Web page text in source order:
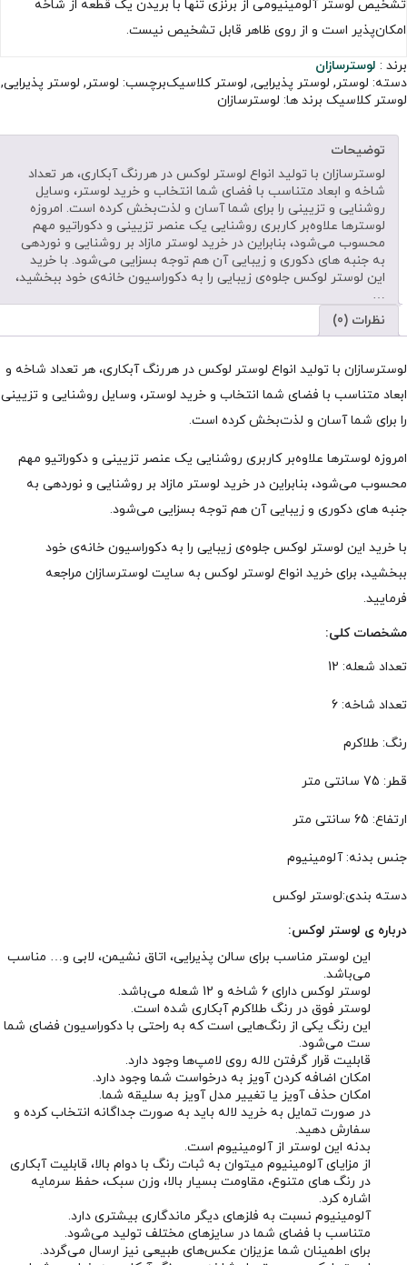
تشخیص لوستر آلومینیومی از برنزی تنها با بریدن یک قطعه از شاخه
امکان‌پذیر است و از روی ظاهر قابل تشخیص نیست.
برند : لوسترسازان
دسته: لوستر, لوستر پذیرایی, لوستر کلاسیکبرچسب: لوستر, لوستر پذیرایی,
لوستر کلاسیک برند ها: لوسترسازان
توضیحات
لوسترسازان با تولید انواع لوستر لوکس در هررنگ آبکاری، هر تعداد
شاخه و ابعاد متناسب با فضای شما انتخاب و خرید لوستر، وسایل
روشنایی و تزیینی را برای شما آسان و لذت‌بخش کرده است. امروزه
لوسترها علاوه‌بر کاربری روشنایی یک عنصر تزیینی و دکوراتیو مهم
محسوب می‌شود، بنابراین در خرید لوستر مازاد بر روشنایی و نوردهی
به جنبه های دکوری و زیبایی آن هم توجه بسزایی می‌شود. با خرید
این لوستر لوکس جلوه‌ی زیبایی را به دکوراسیون خانه‌ی خود ببخشید،
…
نظرات (0)
لوسترسازان با تولید انواع لوستر لوکس در هررنگ آبکاری، هر تعداد شاخه و
ابعاد متناسب با فضای شما انتخاب و خرید لوستر، وسایل روشنایی و تزیینی
را برای شما آسان و لذت‌بخش کرده است.
امروزه لوسترها علاوه‌بر کاربری روشنایی یک عنصر تزیینی و دکوراتیو مهم
محسوب می‌شود، بنابراین در خرید لوستر مازاد بر روشنایی و نوردهی به
جنبه های دکوری و زیبایی آن هم توجه بسزایی می‌شود.
با خرید این لوستر لوکس جلوه‌ی زیبایی را به دکوراسیون خانه‌ی خود
ببخشید، برای خرید انواع لوستر لوکس به سایت لوسترسازان مراجعه
فرمایید.
مشخصات کلی:
تعداد شعله: 12
تعداد شاخه: 6
رنگ: طلاکرم
قطر: 75 سانتی متر
ارتفاع: 65 سانتی متر
جنس بدنه: آلومینیوم
دسته بندی:لوستر لوکس
درباره ی لوستر لوکس:
این لوستر مناسب برای سالن پذیرایی، اتاق نشیمن، لابی و… مناسب
می‌باشد.
لوستر لوکس دارای 6 شاخه و 12 شعله می‌باشد.
لوستر فوق در رنگ طلاکرم آبکاری شده است.
این رنگ یکی از رنگ‌هایی است که به راحتی با دکوراسیون فضای شما
ست می‌شود.
قابلیت قرار گرفتن لاله روی لامپ‌ها وجود دارد.
امکان اضافه کردن آویز به درخواست شما وجود دارد.
امکان حذف آویز یا تغییر مدل آویز به سلیقه شما.
در صورت تمایل به خرید لاله باید به صورت جداگانه انتخاب کرده و
سفارش دهید.
بدنه این لوستر از آلومینیوم است.
از مزایای آلومینیوم میتوان به ثبات رنگ با دوام بالا، قابلیت آبکاری
در رنگ های متنوع، مقاومت بسیار بالا، وزن سبک، حفظ سرمایه
اشاره کرد.
آلومینیوم نسبت به فلزهای دیگر ماندگاری بیشتری دارد.
متناسب با فضای شما در سایزهای مختلف تولید می‌شود.
برای اطمینان شما عزیزان عکس‌های طبیعی نیز ارسال می‌گردد.